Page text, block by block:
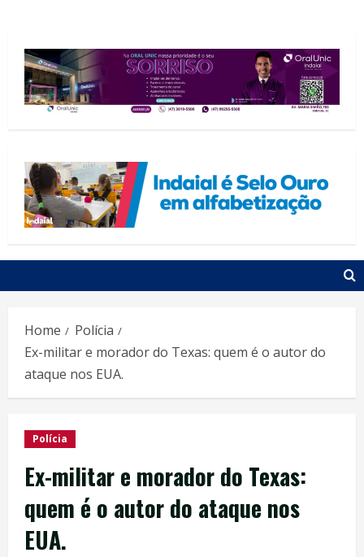
Home
Polícia
Ex-militar e morador do Texas: quem é o autor do
ataque nos EUA.
Polícia
Ex-militar e morador do Texas:
quem é o autor do ataque nos
EUA.